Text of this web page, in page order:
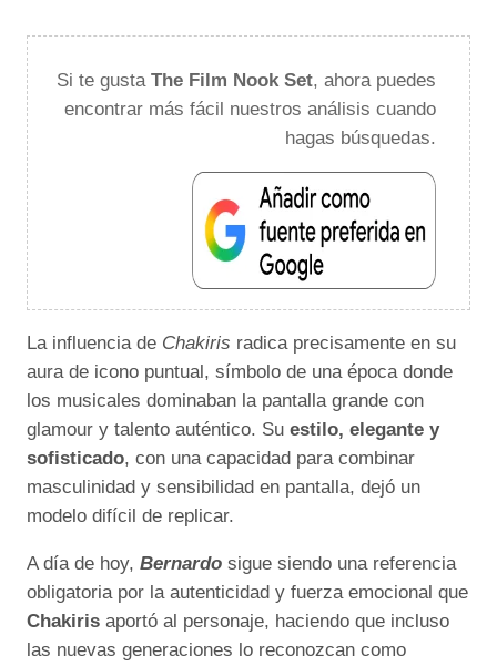
Si te gusta The Film Nook Set, ahora puedes
encontrar más fácil nuestros análisis cuando
hagas búsquedas.
La influencia de Chakiris radica precisamente en su
aura de icono puntual, símbolo de una época donde
los musicales dominaban la pantalla grande con
glamour y talento auténtico. Su estilo, elegante y
sofisticado, con una capacidad para combinar
masculinidad y sensibilidad en pantalla, dejó un
modelo difícil de replicar.
A día de hoy, Bernardo sigue siendo una referencia
obligatoria por la autenticidad y fuerza emocional que
Chakiris aportó al personaje, haciendo que incluso
las nuevas generaciones lo reconozcan como